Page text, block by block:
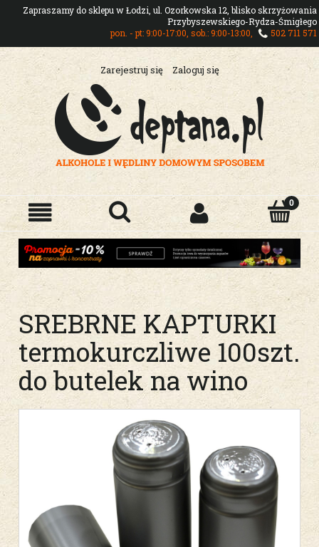
Zapraszamy do sklepu w Łodzi, ul. Ozorkowska 12, blisko skrzyżowania
Przybyszewskiego-Rydza-Śmigłego
pon. - pt: 9:00-17:00, sob.: 9:00-13:00,
502 711 571
Zarejestruj się Zaloguj się
SREBRNE KAPTURKI
termokurczliwe 100szt.
do butelek na wino